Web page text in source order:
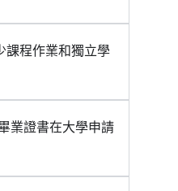
課程作業和獨立學
業證書在大學申請